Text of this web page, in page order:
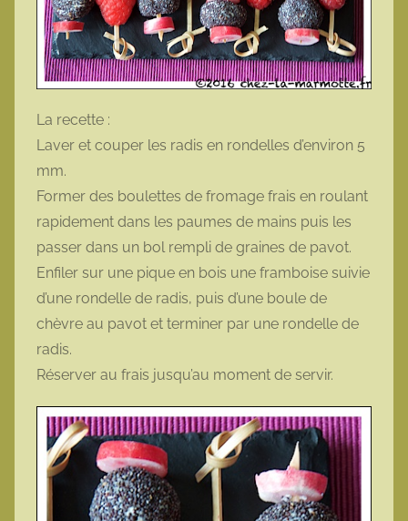
La recette :
Laver et couper les radis en rondelles d’environ 5
mm.
Former des boulettes de fromage frais en roulant
rapidement dans les paumes de mains puis les
passer dans un bol rempli de graines de pavot.
Enfiler sur une pique en bois une framboise suivie
d’une rondelle de radis, puis d’une boule de
chèvre au pavot et terminer par une rondelle de
radis.
Réserver au frais jusqu’au moment de servir.